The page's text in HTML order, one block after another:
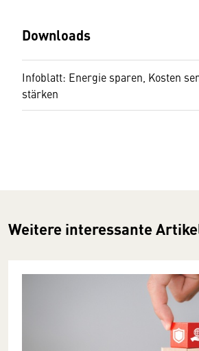
Downloads
Infoblatt: Energie sparen, Kosten
stärken
Weitere interessante